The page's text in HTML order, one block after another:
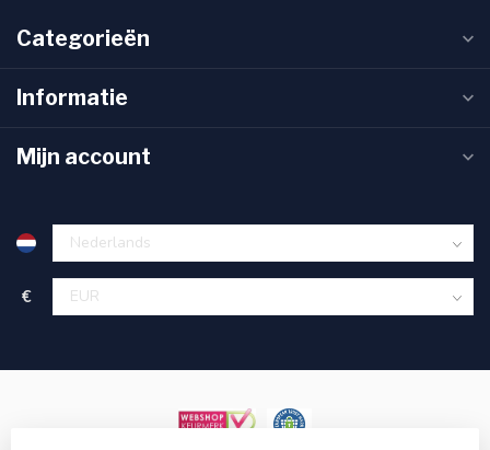
Categorieën
Informatie
Mijn account
€